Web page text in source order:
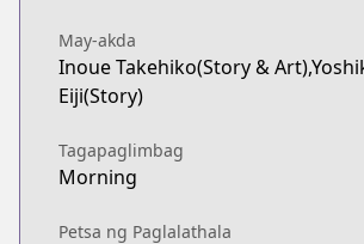
May-akda
Inoue Takehiko(Story &
Eiji(Story)
Tagapaglimbag
Morning
Petsa ng Paglalathala